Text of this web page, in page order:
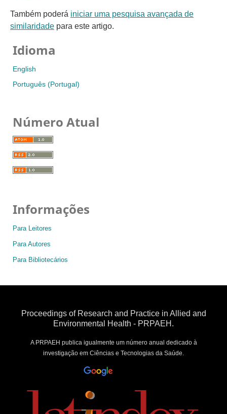
Também poderá iniciar uma pesquisa avançada de
similaridadepara este artigo.
Idioma
English
Português (Portugal)
Número Atual
Informações
Para Leitores
Para Autores
Para Bibliotecários
Proceedings of Research and Practice in Allied and
Environmental Health - PRPAEH.
A PRPAEH publica igualmente um número anual dedicado à
investigação em Ciências e Tecnologias da Saúde.